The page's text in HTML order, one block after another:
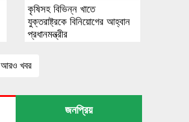
কৃষিসহ বিভিন্ন খাতে
যুক্তরাষ্ট্রকে বিনিয়োগের আহ্বান
প্রধানমন্ত্রীর
আরও খবর
জনপ্রিয়